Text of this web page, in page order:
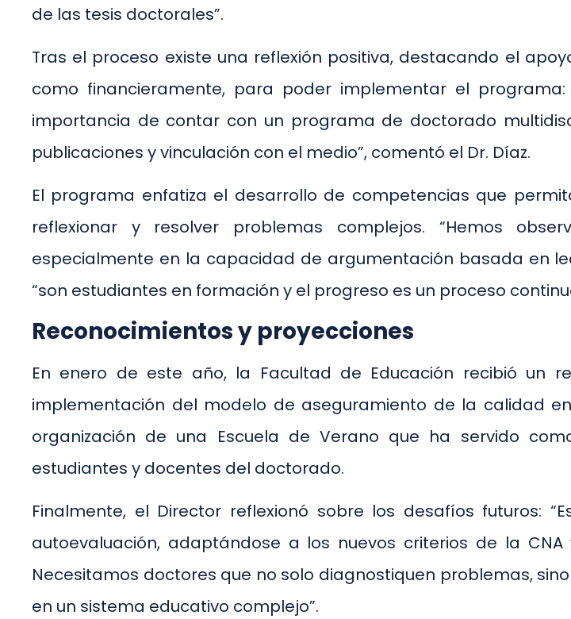
de las tesis doctorales”.
Tras el proceso existe una reflexión positiva, destacando el
como financieramente, para poder implementar el
importancia de contar con un programa de doctorado
publicaciones y vinculación con el medio”, comentó el Dr. Díaz.
El programa enfatiza el desarrollo de competencias que
reflexionar y resolver problemas complejos. “Hemos
especialmente en la capacidad de argumentación basada en
“son estudiantes en formación y el progreso es un proceso
Reconocimientos y proyecciones
En enero de este año, la Facultad de Educación recibió un
implementación del modelo de aseguramiento de la calidad
organización de una Escuela de Verano que ha servido
estudiantes y docentes del doctorado.
Finalmente, el Director reflexionó sobre los desafíos futuros:
autoevaluación, adaptándose a los nuevos criterios de la
Necesitamos doctores que no solo diagnostiquen problemas,
en un sistema educativo complejo”.